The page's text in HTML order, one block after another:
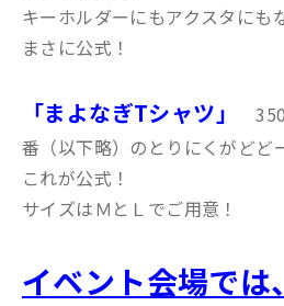
キーホルダーにもアクスタにも
まさに公式！
「まよなぎTシャツ」
番（以下略）のとりにくがどど
これが公式！
サイズはＭとＬでご用意！
イベント会場で